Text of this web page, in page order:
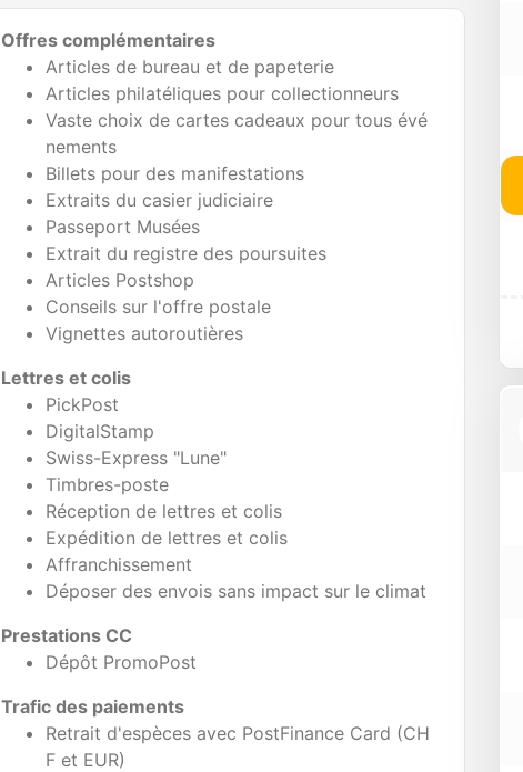
Offres complémentaires
Articles de bureau et de papeterie
Articles philatéliques pour collectionneurs
Vaste choix de cartes cadeaux pour tous évé
nements
Billets pour des manifestations
Extraits du casier judiciaire
Passeport Musées
Extrait du registre des poursuites
Articles Postshop
Conseils sur l'offre postale
Vignettes autoroutières
Lettres et colis
PickPost
DigitalStamp
Swiss-Express "Lune"
Timbres-poste
Réception de lettres et colis
Expédition de lettres et colis
Affranchissement
Déposer des envois sans impact sur le climat
Prestations CC
Dépôt PromoPost
Trafic des paiements
Retrait d'espèces avec PostFinance Card (CH
F et EUR)